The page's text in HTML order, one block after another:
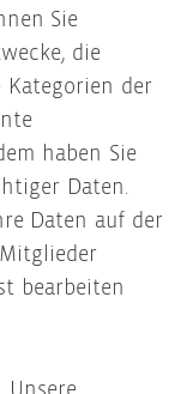
Sie
die
Kategorien der
haben Sie
Daten.
Daten auf der
bearbeiten
Unsere